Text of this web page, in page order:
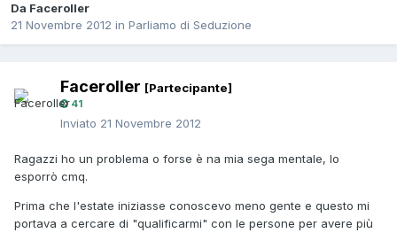
Da Faceroller
21 Novembre 2012 in Parliamo di Seduzione
Faceroller [Partecipante]
41
Inviato 21 Novembre 2012
Ragazzi ho un problema o forse è na mia sega mentale, lo
esporrò cmq.
Prima che l'estate iniziasse conoscevo meno gente e questo mi
portava a cercare di "qualificarmi" con le persone per avere più